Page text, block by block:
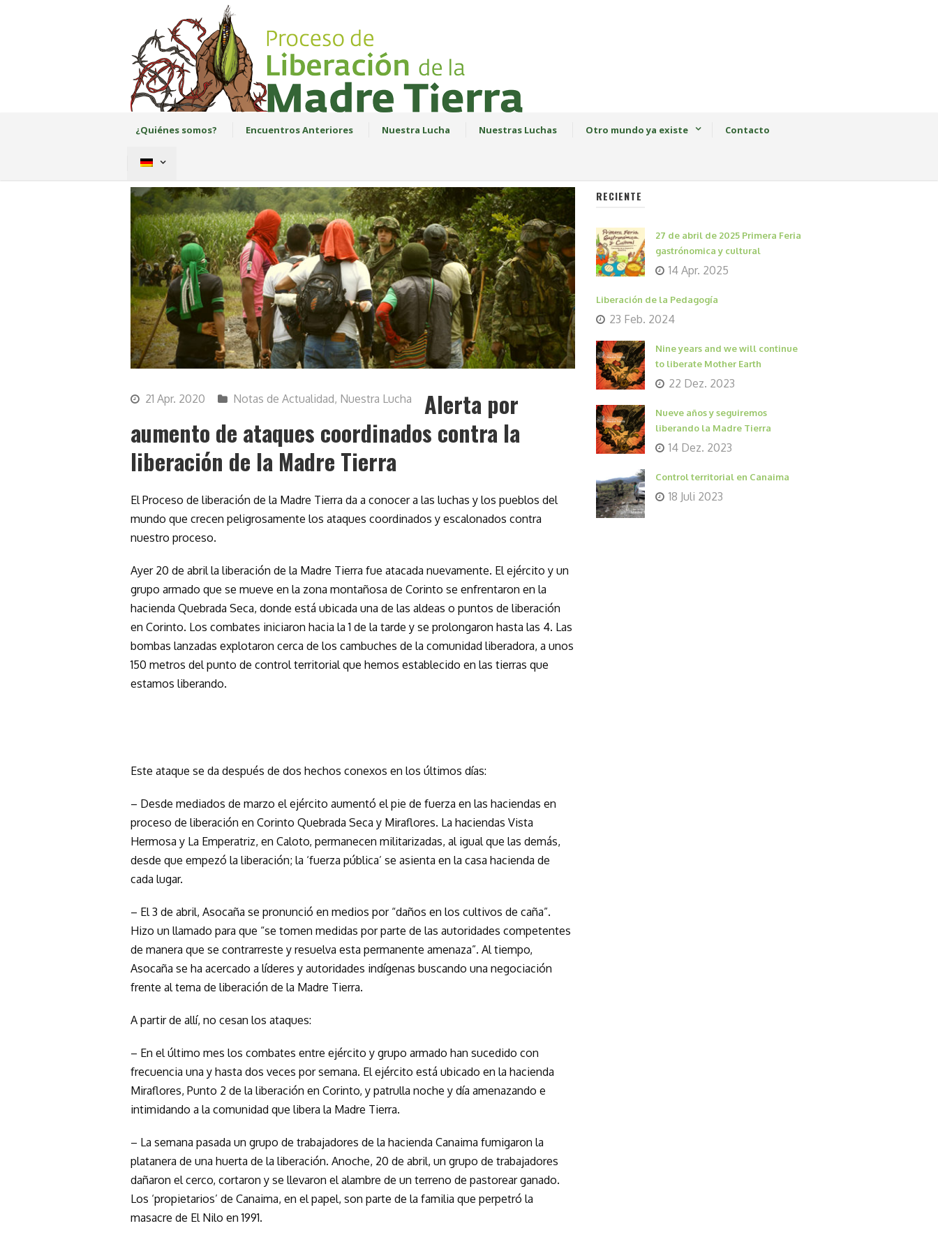
¿Quiénes somos? Encuentros Anteriores Nuestra Lucha Nuestras Luchas Otro mundo ya existe Contacto
21 Apr. 2020 Notas de Actualidad, Nuestra Lucha
Alerta por
aumento de ataques coordinados contra la
liberación de la Madre Tierra
El Proceso de liberación de la Madre Tierra da a conocer a las luchas y los pueblos del
mundo que crecen peligrosamente los ataques coordinados y escalonados contra
nuestro proceso.
Ayer 20 de abril la liberación de la Madre Tierra fue atacada nuevamente. El ejército y un
grupo armado que se mueve en la zona montañosa de Corinto se enfrentaron en la
hacienda Quebrada Seca, donde está ubicada una de las aldeas o puntos de liberación
en Corinto. Los combates iniciaron hacia la 1 de la tarde y se prolongaron hasta las 4. Las
bombas lanzadas explotaron cerca de los cambuches de la comunidad liberadora, a unos
150 metros del punto de control territorial que hemos establecido en las tierras que
estamos liberando.
Este ataque se da después de dos hechos conexos en los últimos días:
– Desde mediados de marzo el ejército aumentó el pie de fuerza en las haciendas en
proceso de liberación en Corinto Quebrada Seca y Miraflores. La haciendas Vista
Hermosa y La Emperatriz, en Caloto, permanecen militarizadas, al igual que las demás,
desde que empezó la liberación; la ‘fuerza pública’ se asienta en la casa hacienda de
cada lugar.
– El 3 de abril, Asocaña se pronunció en medios por “daños en los cultivos de caña”.
Hizo un llamado para que “se tomen medidas por parte de las autoridades competentes
de manera que se contrarreste y resuelva esta permanente amenaza”. Al tiempo,
Asocaña se ha acercado a líderes y autoridades indígenas buscando una negociación
frente al tema de liberación de la Madre Tierra.
A partir de allí, no cesan los ataques:
– En el último mes los combates entre ejército y grupo armado han sucedido con
frecuencia una y hasta dos veces por semana. El ejército está ubicado en la hacienda
Miraflores, Punto 2 de la liberación en Corinto, y patrulla noche y día amenazando e
intimidando a la comunidad que libera la Madre Tierra.
– La semana pasada un grupo de trabajadores de la hacienda Canaima fumigaron la
platanera de una huerta de la liberación. Anoche, 20 de abril, un grupo de trabajadores
dañaron el cerco, cortaron y se llevaron el alambre de un terreno de pastorear ganado.
Los ‘propietarios’ de Canaima, en el papel, son parte de la familia que perpetró la
masacre de El Nilo en 1991.
RECIENTE
27 de abril de 2025 Primera Feria
gastrónomica y cultural
14 Apr. 2025
Liberación de la Pedagogía
23 Feb. 2024
Nine years and we will continue
to liberate Mother Earth
22 Dez. 2023
Nueve años y seguiremos
liberando la Madre Tierra
14 Dez. 2023
Control territorial en Canaima
18 Juli 2023